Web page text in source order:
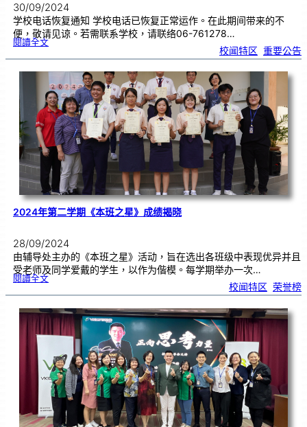
30/09/2024
学校电话恢复通知 学校电话已恢复正常运作。在此期间带来的不
便，敬请见谅。若需联系学校，请联络06-761278…
閱讀全文:学
话
复
通
N
o
t
ic
e
o
f
R
e
s
t
o
r
at
o
n
oft
h
e
S
c
h
o
o
o
n
e
校闻特区 重要公告
2024年第二学期《本班之星》成绩揭晓
28/09/2024
由辅导处主办的《本班之星》活动，旨在选出各班级中表现优异并且
受老师及同学爱戴的学生，以作为偕模。每学期举办一次…
閱讀全文:
2
2
4
第
二
学
期
《
班
成
绩
揭
晓
校闻特区 荣誉榜